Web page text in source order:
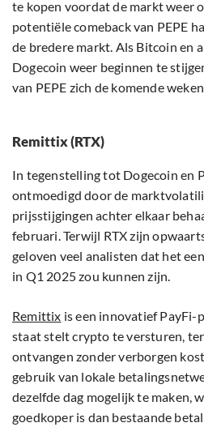
te kopen voordat de markt weer
potentiële comeback van PEPE
de bredere markt. Als Bitcoin en
Dogecoin weer beginnen te
van PEPE zich de komende
Remittix (RTX)
In tegenstelling tot Dogecoin en
ontmoedigd door de
prijsstijgingen achter elkaar
februari. Terwijl RTX zijn
geloven veel analisten dat het
in Q1 2025 zou kunnen zijn.
Remittix is een innovatief
staat stelt crypto te versturen,
ontvangen zonder verborgen
gebruik van lokale
dezelfde dag mogelijk te maken,
goedkoper is dan bestaande